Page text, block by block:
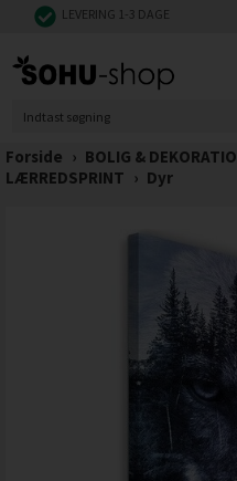
LEVERING 1-3 DAGE
Forside › BOLIG &
LÆRREDSPRINT › Dyr